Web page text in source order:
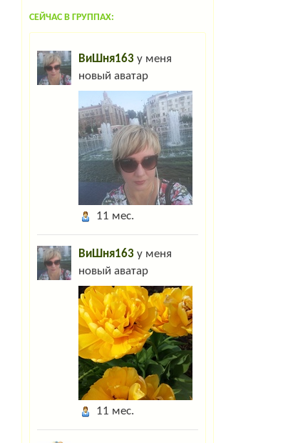
СЕЙЧАС В ГРУППАХ:
ВиШня163 у меня
новый аватар
11 мес.
ВиШня163 у меня
новый аватар
11 мес.